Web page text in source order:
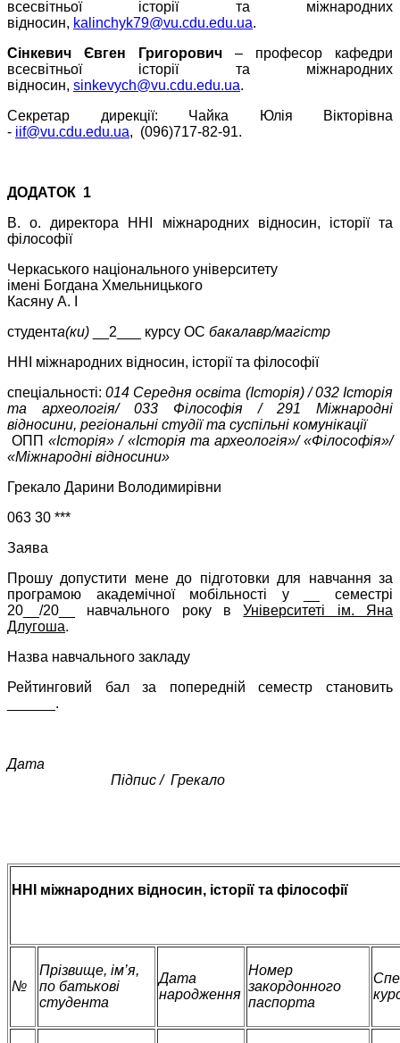
всесвітньої історії та міжнародних
відносин, kalinchyk79@vu.cdu.edu.ua.
Сінкевич Євген Григорович – професор кафедри
всесвітньої історії та міжнародних
відносин, sinkevych@vu.cdu.edu.ua.
Секретар дирекції: Чайка Юлія Вікторівна
- iif@vu.cdu.edu.ua, (096)717-82-91.
ДОДАТОК 1
В. о. директора ННІ міжнародних відносин, історії та
філософії
Черкаського національного університету
імені Богдана Хмельницького
Касяну А. І
студента(ки) __2___ курсу ОС бакалавр/магістр
ННІ міжнародних відносин, історії та філософії
спеціальності:014 Середня освіта (Історія) / 032 Історія
та археологія/ 033 Філософія / 291 Міжнародні
відносини, регіональні студії та суспільні комунікації
ОПП«Історія» / «Історія та археологія»/ «Філософія»/
«Міжнародні відносини»
Грекало Дарини Володимирівни
063 30 ***
Заява
Прошу допустити мене до підготовки для навчання за
програмою академічної мобільності у __ семестрі
20__/20__ навчального року вУніверситеті ім. Яна
Длугоша.
Назва навчального закладу
Рейтинговий бал за попередній семестр становить
______.
Дата
Підпис / Грекало
ННІ міжнародних відносин, історії та філософії
№
Прізвище, ім’я,
по батькові
студента
Дата
народження
Номер
закордонного
паспорта